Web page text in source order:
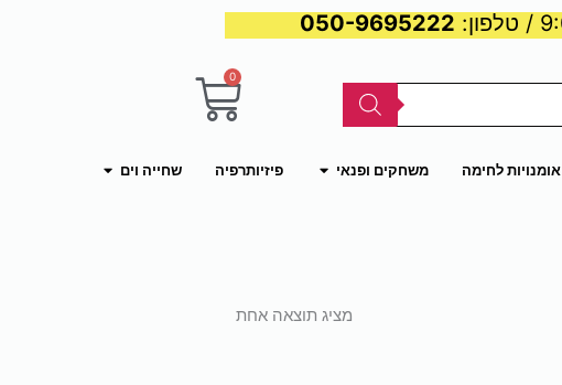
050-9695222
0
עגלת
אומנויות לחימה משחקים ופנאי פתח משחקים ופנאי
פיזיותרפיה שחייה וים פתח שחייה וים
מציג תוצאה אחת